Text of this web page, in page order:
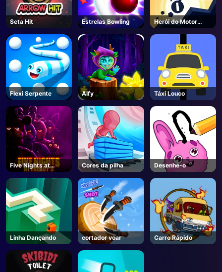
Seta Hit Estrelas Bowling
Herói do Motor
Online
Flexi Serpente Alfy Táxi Louco
Five Nights at
Freddy's
Cores da pilha Desenhe-o
Linha Dançando cortador voar Carro Rápido